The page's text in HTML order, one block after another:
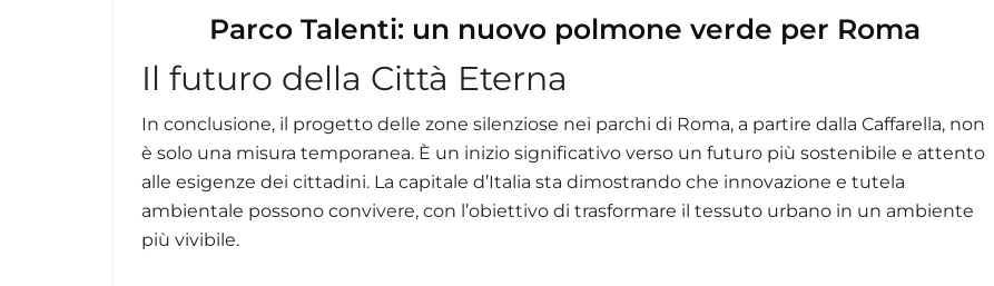
Parco Talenti: un nuovo polmone verde per Roma
Il futuro della Città Eterna
In conclusione, il progetto delle zone silenziose nei parchi di Roma, a partire dalla Caffarella, non
è solo una misura temporanea. È un inizio significativo verso un futuro più sostenibile e attento
alle esigenze dei cittadini. La capitale d’Italia sta dimostrando che innovazione e tutela
ambientale possono convivere, con l’obiettivo di trasformare il tessuto urbano in un ambiente
più vivibile.